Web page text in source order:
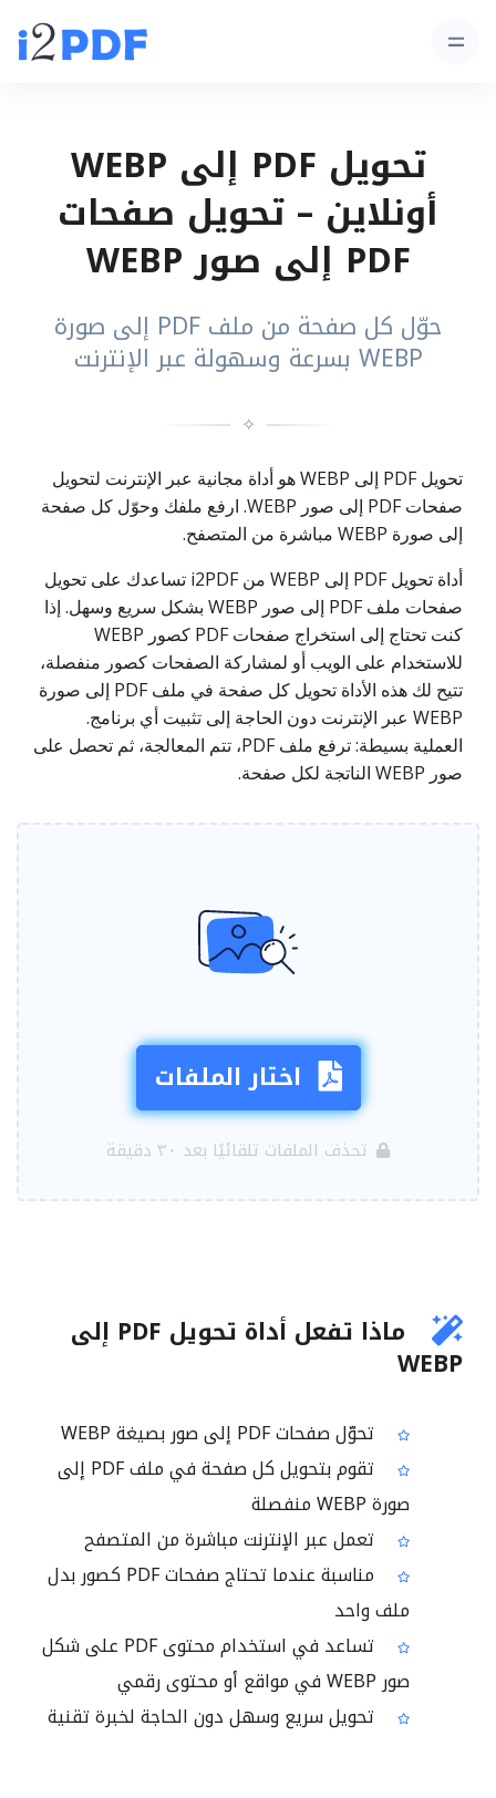
تحويل PDF إلى WEBP
أونلاين – تحويل صفحات
PDF إلى صور WEBP
حوّل كل صفحة من ملف PDF إلى صورة
WEBP بسرعة وسهولة عبر الإنترنت
✧
تحويل PDF إلى WEBP هو أداة مجانية عبر الإنترنت لتحويل
صفحات PDF إلى صور WEBP. ارفع ملفك وحوّل كل صفحة
إلى صورة WEBP مباشرة من المتصفح.
أداة تحويل PDF إلى WEBP من i2PDF تساعدك على تحويل
صفحات ملف PDF إلى صور WEBP بشكل سريع وسهل. إذا
كنت تحتاج إلى استخراج صفحات PDF كصور WEBP
للاستخدام على الويب أو لمشاركة الصفحات كصور منفصلة،
تتيح لك هذه الأداة تحويل كل صفحة في ملف PDF إلى صورة
WEBP عبر الإنترنت دون الحاجة إلى تثبيت أي برنامج.
العملية بسيطة: ترفع ملف PDF، تتم المعالجة، ثم تحصل على
صور WEBP الناتجة لكل صفحة.
اختار الملفات
تحذف الملفات تلقائيًا بعد ٣٠ دقيقة
ماذا تفعل أداة تحويل PDF إلى
WEBP
تحوّل صفحات PDF إلى صور بصيغة WEBP
تقوم بتحويل كل صفحة في ملف PDF إلى
صورة WEBP منفصلة
تعمل عبر الإنترنت مباشرة من المتصفح
مناسبة عندما تحتاج صفحات PDF كصور بدل
ملف واحد
تساعد في استخدام محتوى PDF على شكل
صور WEBP في مواقع أو محتوى رقمي
تحويل سريع وسهل دون الحاجة لخبرة تقنية